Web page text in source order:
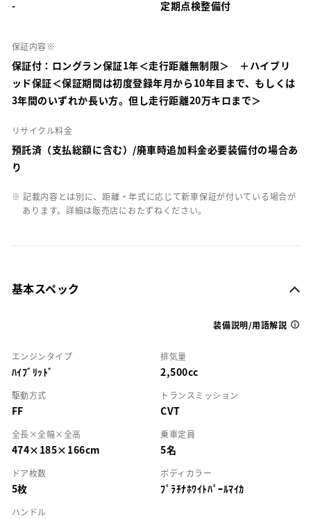
- 定期点検整備付
保証内容※
保証付：ロングラン保証1年＜走行距離無制限＞ ＋ハイブリ
ッド保証＜保証期間は初度登録年月から10年目まで、もしくは
3年間のいずれか長い方。但し走行距離20万キロまで＞
リサイクル料金
預託済（支払総額に含む）/廃車時追加料金必要装備付の場合あ
り
※ 記載内容とは別に、距離・年式に応じて新車保証が付いている場合が
あります。詳細は販売店におたずねください。
基本スペック
装備説明/用語解説
エンジンタイプ
ﾊｲﾌﾞﾘｯﾄﾞ
排気量
2,500cc
駆動方式
FF
トランスミッション
CVT
全長×全幅×全高
474×185×166cm
乗車定員
5名
ドア枚数
5枚
ボディカラー
ﾌﾟﾗﾁﾅﾎﾜｲﾄﾊﾟｰﾙﾏｲｶ
ハンドル